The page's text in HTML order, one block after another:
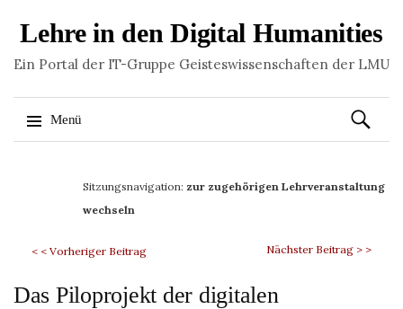
Lehre in den Digital Humanities
Ein Portal der IT-Gruppe Geisteswissenschaften der LMU
Menü
Suchen
nach:
Sitzungsnavigation: zur zugehörigen Lehrveranstaltung
wechseln
< < Vorheriger Beitrag Nächster Beitrag > >
Das Piloprojekt der digitalen